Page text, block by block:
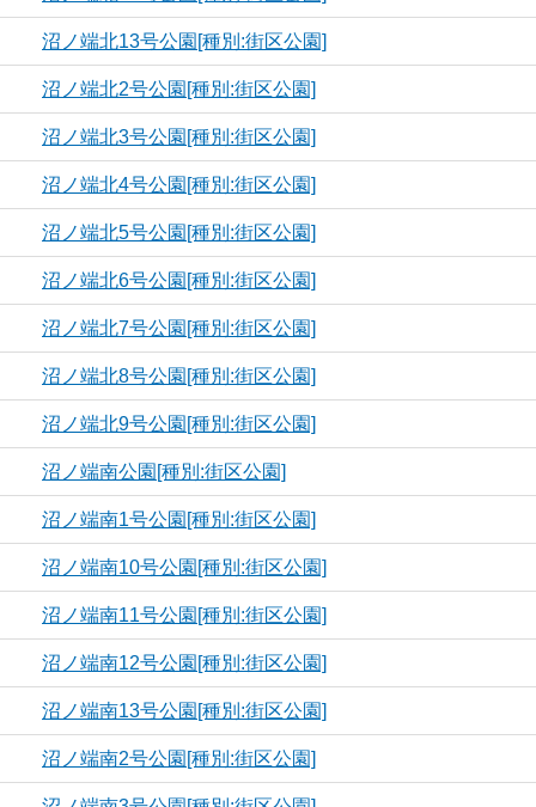
沼ノ端北13号公園[種別:街区公園]
沼ノ端北2号公園[種別:街区公園]
沼ノ端北3号公園[種別:街区公園]
沼ノ端北4号公園[種別:街区公園]
沼ノ端北5号公園[種別:街区公園]
沼ノ端北6号公園[種別:街区公園]
沼ノ端北7号公園[種別:街区公園]
沼ノ端北8号公園[種別:街区公園]
沼ノ端北9号公園[種別:街区公園]
沼ノ端南公園[種別:街区公園]
沼ノ端南1号公園[種別:街区公園]
沼ノ端南10号公園[種別:街区公園]
沼ノ端南11号公園[種別:街区公園]
沼ノ端南12号公園[種別:街区公園]
沼ノ端南13号公園[種別:街区公園]
沼ノ端南2号公園[種別:街区公園]